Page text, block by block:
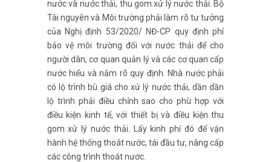
nước và nước thải, thu gom xử lý nước thải. Bộ
Tài nguyên và Môi trường phải làm rõ tư tưởng
của Nghị định 53/2020/ NĐ-CP quy định phí
bảo vệ môi trường đối với nước thải để cho
người dân, cơ quan quản lý và các cơ quan cấp
nước hiểu và nắm rõ quy định. Nhà nước phải
có lộ trình bù giá cho xử lý nước thải, dần dần
lộ trình phải điều chỉnh sao cho phù hợp với
điều kiện kinh tế, với thiết bị và điều kiện thu
gom xử lý nước thải. Lấy kinh phí đó để vận
hành hệ thống thoát nước, tái đầu tư, nâng cấp
các công trình thoát nước.